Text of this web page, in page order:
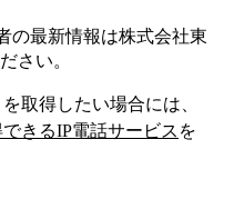
の最新情報は株式会社東
さい。
を取得したい場合には、
できるIP電話サービス を